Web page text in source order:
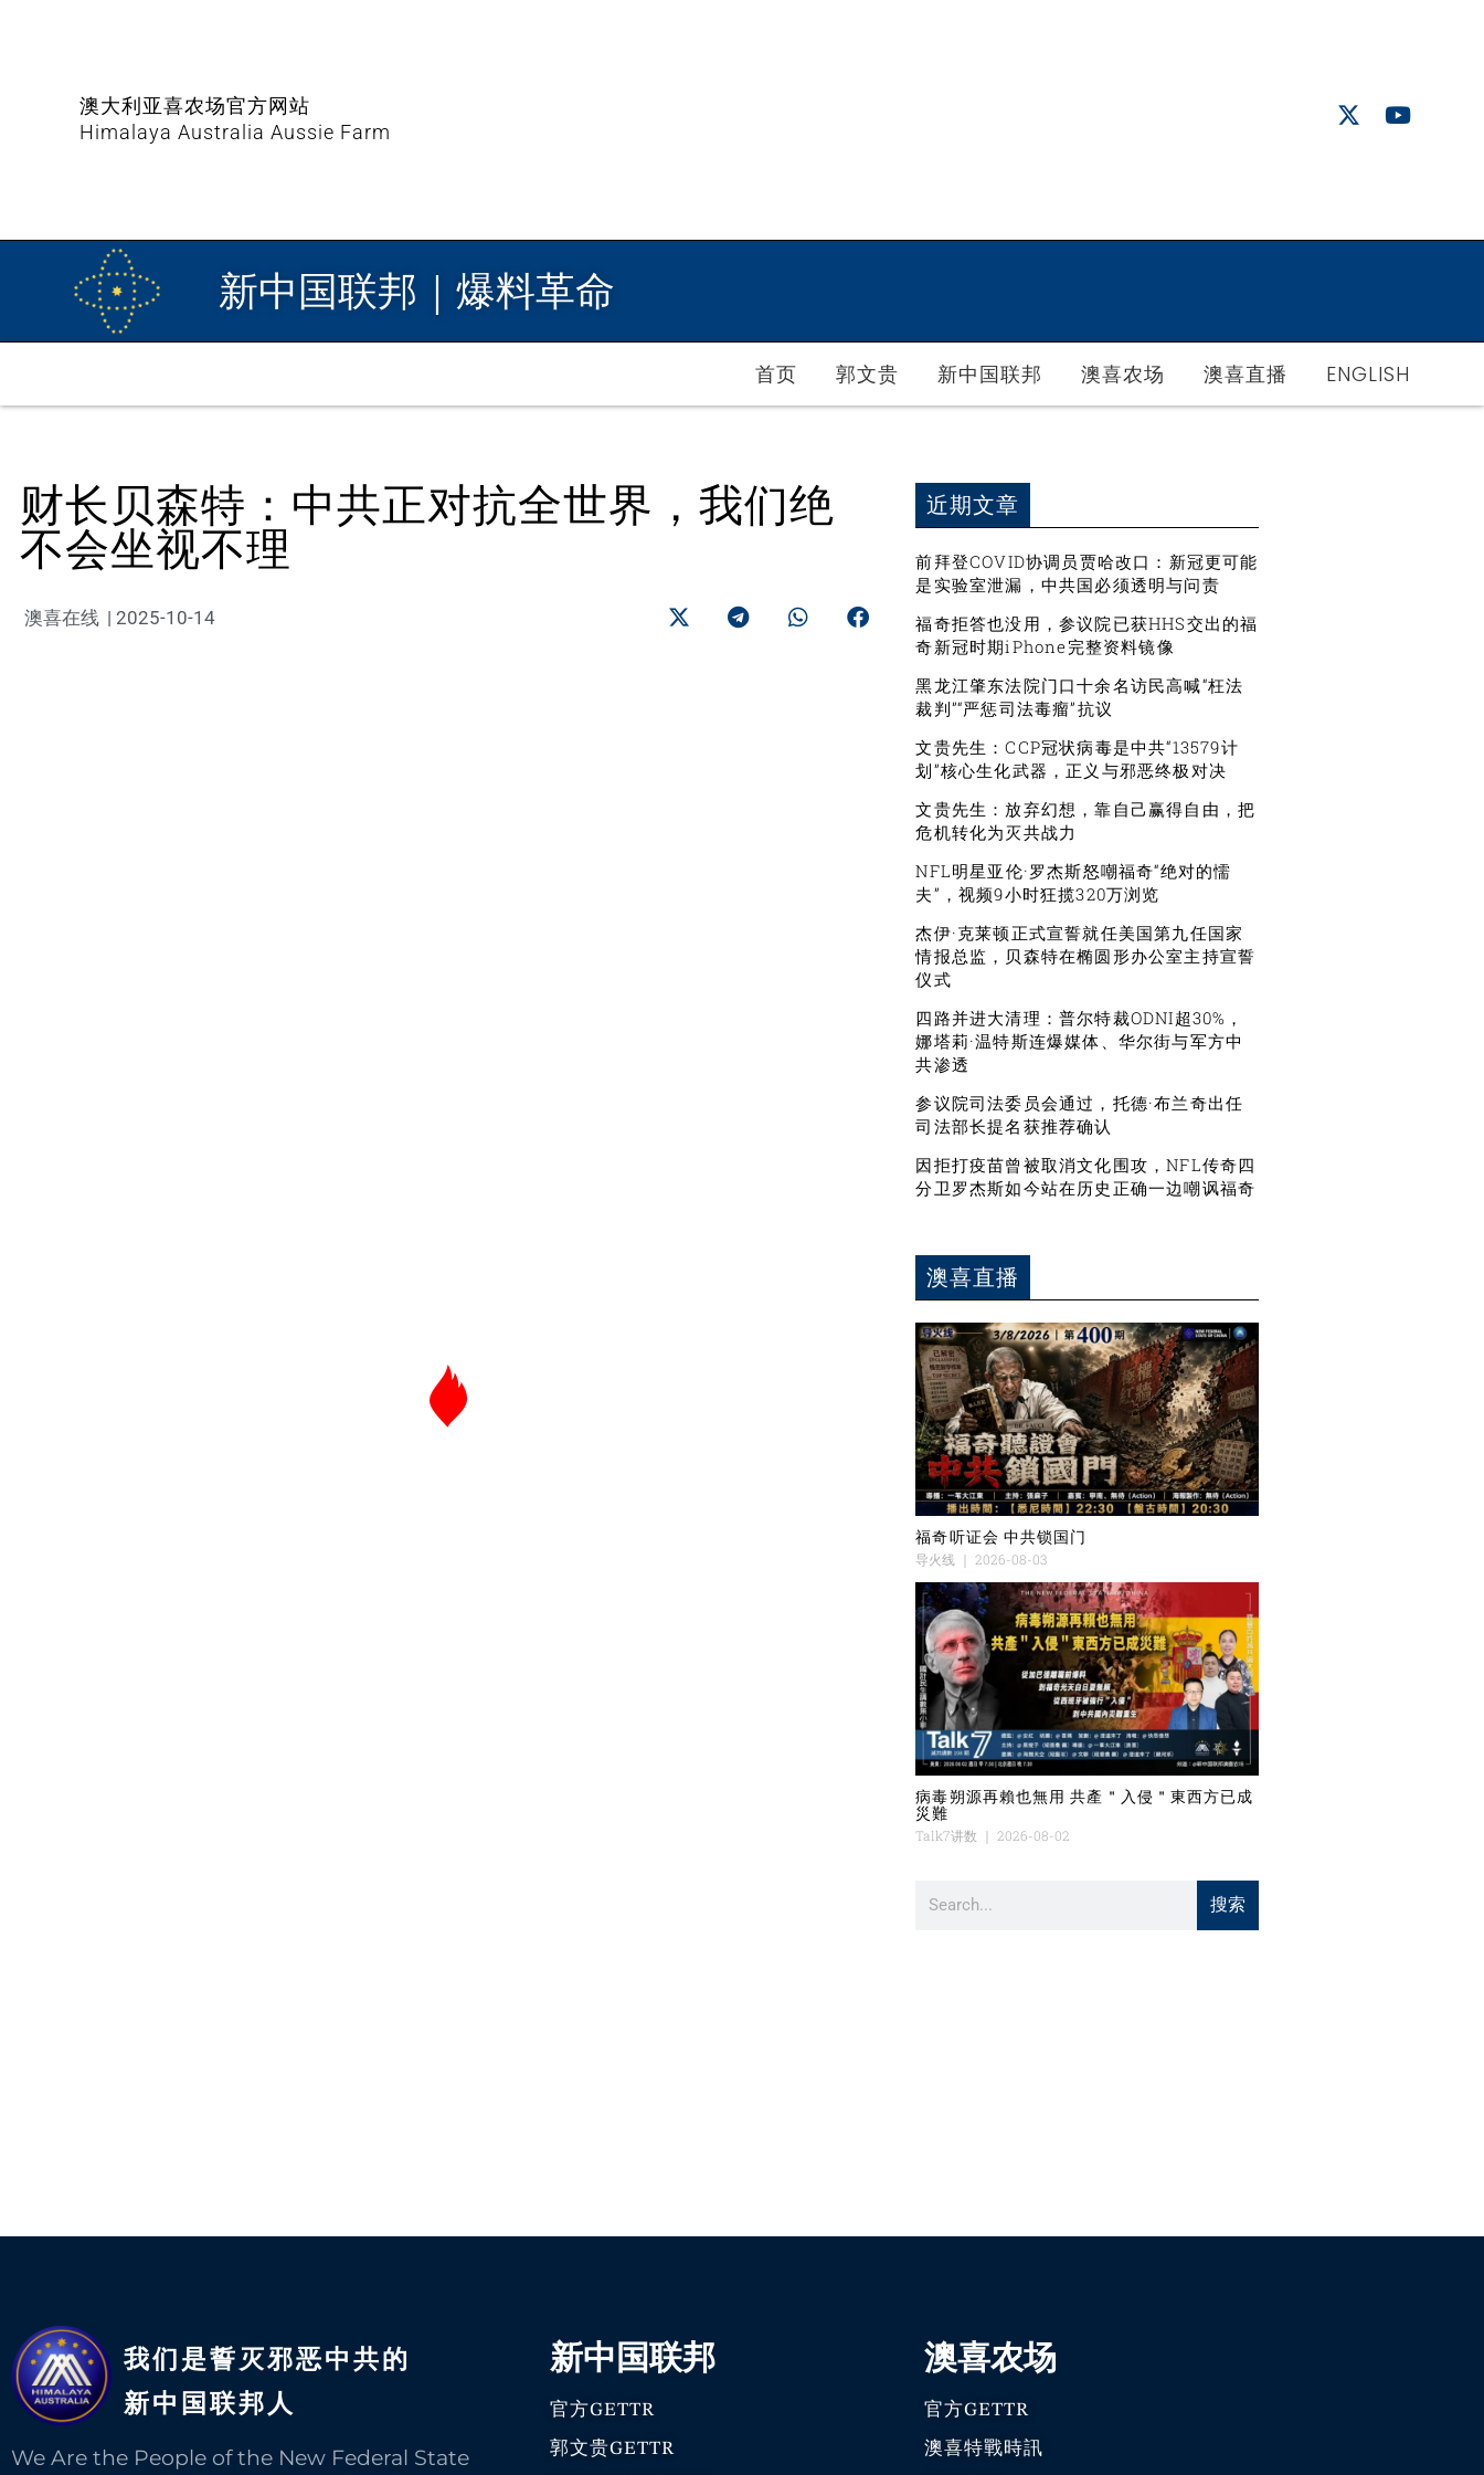
澳大利亚喜农场官方网站
Himalaya Australia Aussie Farm
新中国联邦｜爆料革命
首页 郭文贵 新中国联邦 澳喜农场 澳喜直播 ENGLISH
财长贝森特：中共正对抗全世界，我们绝
不会坐视不理
澳喜在线 | 2025-10-14
近期文章
前拜登COVID协调员贾哈改口：新冠更可能
是实验室泄漏，中共国必须透明与问责
福奇拒答也没用，参议院已获HHS交出的福
奇新冠时期iPhone完整资料镜像
黑龙江肇东法院门口十余名访民高喊“枉法
裁判”“严惩司法毒瘤”抗议
文贵先生：CCP冠状病毒是中共“13579计
划”核心生化武器，正义与邪恶终极对决
文贵先生：放弃幻想，靠自己赢得自由，把
危机转化为灭共战力
NFL明星亚伦·罗杰斯怒嘲福奇“绝对的懦
夫”，视频9小时狂揽320万浏览
杰伊·克莱顿正式宣誓就任美国第九任国家
情报总监，贝森特在椭圆形办公室主持宣誓
仪式
四路并进大清理：普尔特裁ODNI超30%，
娜塔莉·温特斯连爆媒体、华尔街与军方中
共渗透
参议院司法委员会通过，托德·布兰奇出任
司法部长提名获推荐确认
因拒打疫苗曾被取消文化围攻，NFL传奇四
分卫罗杰斯如今站在历史正确一边嘲讽福奇
澳喜直播
福奇听证会 中共锁国门
导火线
2026-08-03
病毒朔源再賴也無用 共產＂入侵＂東西方已成
災難
Talk7讲数
2026-08-02
搜索
我们是誓灭邪恶中共的
新中国联邦人​
We Are the People of the New Federal State
新中国联邦
官方GETTR
郭文贵GETTR
澳喜农场
官方GETTR
澳喜特戰時訊